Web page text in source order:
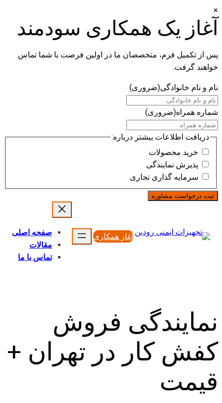
×
آغاز یک همکاری سودمند
پس از تکمیل فرم، متخصصان ما در اولین فرصت با شما تماس
خواهند گرفت.
نام و نام خانوادگی(ضروری)
شماره همراه(ضروری)
دریافت اطلاعات بیشتر درباره:
خرید محصولات
پذیرش نمایندگی
سرمایه گذاری تجاری
محتوا
آغاز همکاری
صفحه اصلی
مقالات
تماس با ما
نمایندگی فروش
کفش کار در تهران +
قیمت